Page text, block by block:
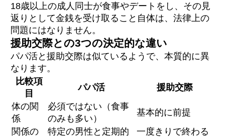
18歳以上の成人同士が食事やデートをし、その見
返りとして金銭を受け取ること自体は、法律上の
問題にはなりません。
援助交際との3つの決定的な違い
パパ活と援助交際は似ているようで、本質的に異
なります。
比較項
目
パパ活
援助交際
体の関
係
必須ではない（食事
のみも多い）
基本的に前提
関係の
特定の男性と定期的
一度きりで終わる